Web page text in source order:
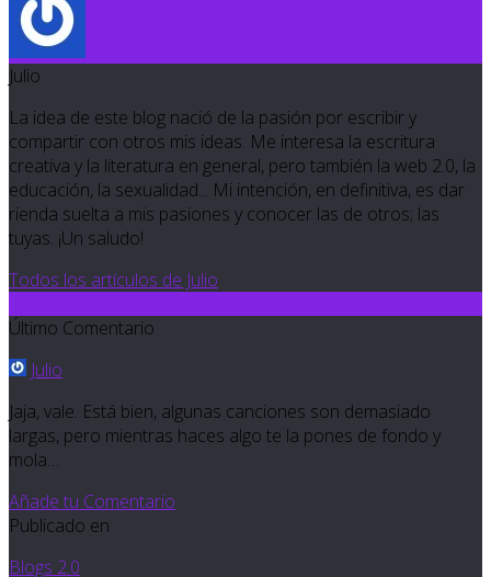
Julio
La idea de este blog nació de la pasión por escribir y
compartir con otros mis ideas. Me interesa la escritura
creativa y la literatura en general, pero también la web 2.0, la
educación, la sexualidad... Mi intención, en definitiva, es dar
rienda suelta a mis pasiones y conocer las de otros; las
tuyas. ¡Un saludo!
Todos los artículos de Julio
Último Comentario
Julio
Jaja, vale. Está bien, algunas canciones son demasiado
largas, pero mientras haces algo te la pones de fondo y
mola…
Añade tu Comentario
Publicado en
Blogs 2.0